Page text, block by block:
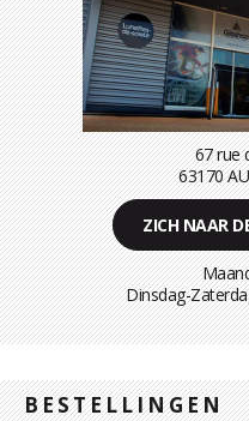
67 rue
63170
ZICH NAAR
Dinsdag-
BESTELLINGEN